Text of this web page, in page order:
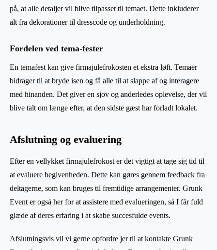
på, at alle detaljer vil blive tilpasset til temaet. Dette inkluderer
alt fra dekorationer til dresscode og underholdning.
Fordelen ved tema-fester
En temafest kan give firmajulefrokosten et ekstra løft. Temaer
bidrager til at bryde isen og få alle til at slappe af og interagere
med hinanden. Det giver en sjov og anderledes oplevelse, der vil
blive talt om længe efter, at den sidste gæst har forladt lokalet.
Afslutning og evaluering
Efter en vellykket firmajulefrokost er det vigtigt at tage sig tid til
at evaluere begivenheden. Dette kan gøres gennem feedback fra
deltagerne, som kan bruges til fremtidige arrangementer. Grunk
Event er også her for at assistere med evalueringen, så I får fuld
glæde af deres erfaring i at skabe succesfulde events.
Afslutningsvis vil vi gerne opfordre jer til at kontakte Grunk